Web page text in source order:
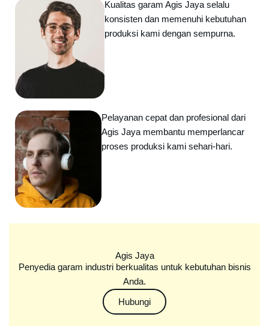
Kualitas garam Agis Jaya selalu
konsisten dan memenuhi kebutuhan
produksi kami dengan sempurna.
Pelayanan cepat dan profesional dari
Agis Jaya membantu memperlancar
proses produksi kami sehari-hari.
Agis Jaya
Penyedia garam industri berkualitas untuk kebutuhan bisnis
Anda.
Hubungi